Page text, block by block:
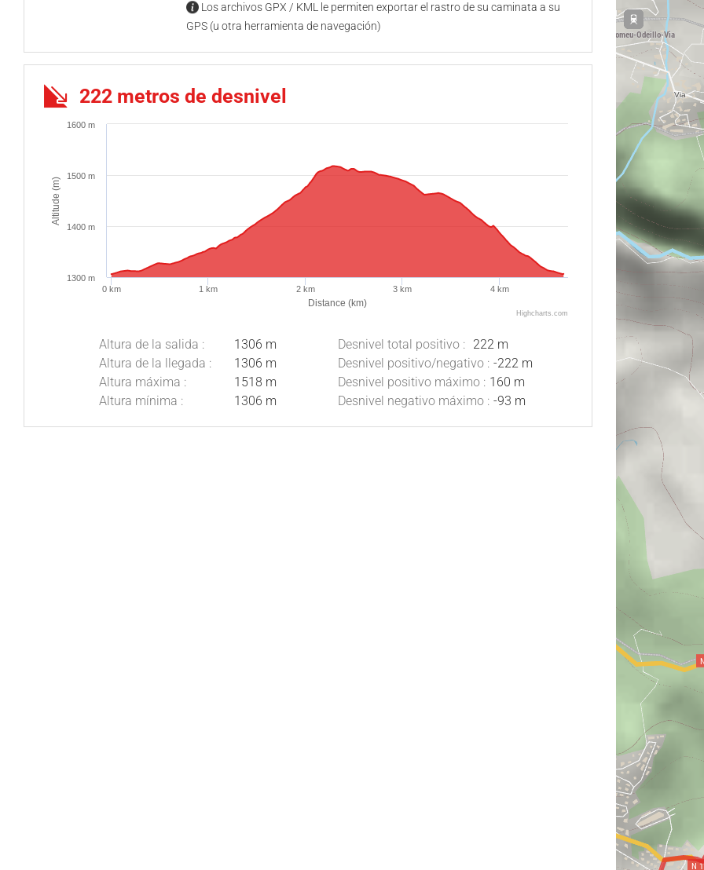
Los archivos GPX / KML le permiten exportar el rastro de su caminata a su
GPS (u otra herramienta de navegación)
222 metros de desnivel
Distance (km)
Altitude (m)
0 km 1 km 2 km 3 km 4 km
1300 m
1400 m
1500 m
1600 m
Highcharts.com
Altura de la salida :
1306 m
Altura de la llegada :
1306 m
Altura máxima :
1518 m
Altura mínima :
1306 m
Desnivel total positivo :
222 m
Desnivel positivo/negativo : -222 m
Desnivel positivo máximo : 160 m
Desnivel negativo máximo : -93 m